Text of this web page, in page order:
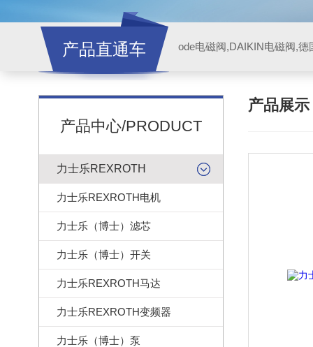
产品直通车 ode电磁阀,DAIKIN电磁阀,
产品中心/PRODUCT
力士乐REXROTH
力士乐REXROTH电机
力士乐（博士）滤芯
力士乐（博士）开关
力士乐REXROTH马达
力士乐REXROTH变频器
力士乐（博士）泵
产品展示